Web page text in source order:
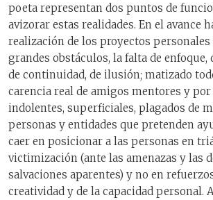
poeta representan dos puntos de
avizorar estas realidades. En el avance
realización de los proyectos
grandes obstáculos, la falta de enfoque,
de continuidad, de ilusión; matizado
carencia real de amigos mentores y
indolentes, superficiales, plagados de
personas y entidades que pretenden
caer en posicionar a las personas en
victimización (ante las amenazas y las
salvaciones aparentes) y no en
creatividad y de la capacidad personal.